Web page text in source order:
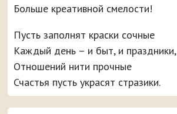
Больше креативной смелости!
Пусть заполнят краски сочные
Каждый день – и быт, и праздники,
Отношений нити прочные
Счастья пусть украсят стразики.